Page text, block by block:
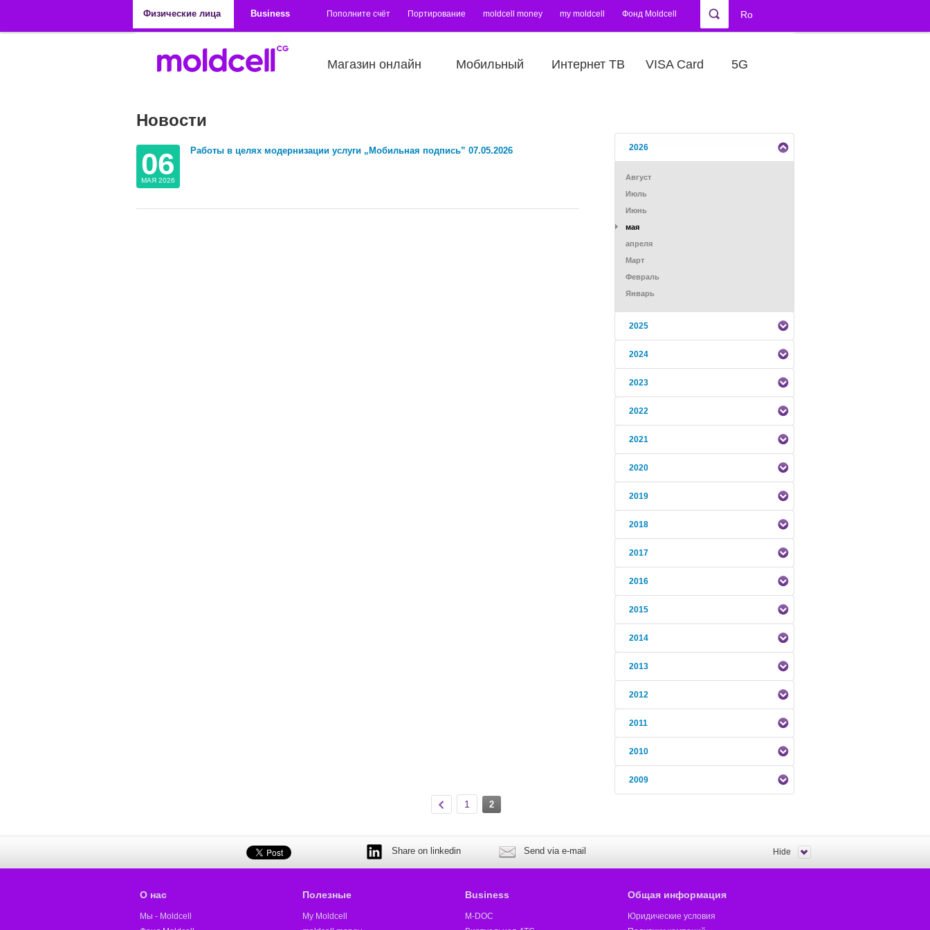
Физические лица
Business Пополните счёт Портирование moldcell money my moldcell Фонд Moldcell Ro
Магазин онлайн Мобильный Интернет ТВ VISA Card 5G
Новости
06
МАЯ 2026
Работы в целях модернизации услуги „Мобильная подпись” 07.05.2026 2026
Август
Июль
Июнь
мая
апреля
Mарт
Февраль
Январь
2025
2024
2023
2022
2021
2020
2019
2018
2017
2016
2015
2014
2013
2012
2011
2010
2009
Страницы
1 2
Share on linkedin Send via e-mail Hide
О нас
Мы - Moldcell
Полезные
My Moldcell
Business
M-DOC
Общая информация
Юридические условия